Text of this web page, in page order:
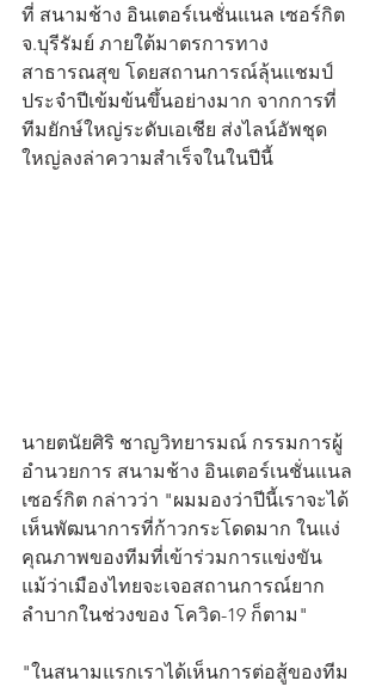
ที่ สนามช้าง อินเตอร์เนชั่นแนล เซอร์กิต
จ.บุรีรัมย์ ภายใต้มาตรการทาง
สาธารณสุข โดยสถานการณ์ลุ้นแชมป์
ประจำปีเข้มข้นขึ้นอย่างมาก จากการที่
ทีมยักษ์ใหญ่ระดับเอเชีย ส่งไลน์อัพชุด
ใหญ่ลงล่าความสำเร็จในในปีนี้
นายตนัยศิริ ชาญวิทยารมณ์ กรรมการผู้
อำนวยการ สนามช้าง อินเตอร์เนชั่นแนล
เซอร์กิต กล่าวว่า "ผมมองว่าปีนี้เราจะได้
เห็นพัฒนาการที่ก้าวกระโดดมาก ในแง่
คุณภาพของทีมที่เข้าร่วมการแข่งขัน
แม้ว่าเมืองไทยจะเจอสถานการณ์ยาก
ลำบากในช่วงของ โควิด-19 ก็ตาม"
"ในสนามแรกเราได้เห็นการต่อสู้ของทีม